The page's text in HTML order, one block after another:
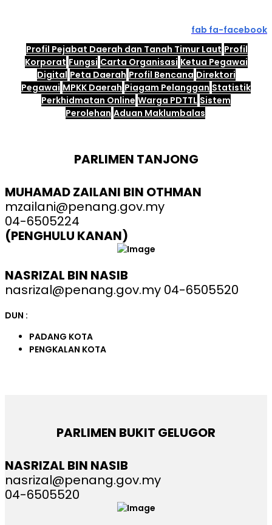
fab fa-facebook
Profil Pejabat Daerah dan Tanah Timur Laut Profil
Korporat Fungsi Carta Organisasi Ketua Pegawai
Digital Peta Daerah Profil Bencana Direktori
Pegawai MPKK Daerah Piagam Pelanggan Statistik
Perkhidmatan Online Warga PDTTL Sistem
Perolehan Aduan Maklumbalas
PARLIMEN TANJONG
MUHAMAD ZAILANI BIN OTHMAN
mzailani@penang.gov.my
04-6505224
(PENGHULU KANAN)
NASRIZAL BIN NASIB
nasrizal@penang.gov.my 04-6505520
DUN :
PADANG KOTA
PENGKALAN KOTA
PARLIMEN BUKIT GELUGOR
NASRIZAL BIN NASIB
nasrizal@penang.gov.my
04-6505520